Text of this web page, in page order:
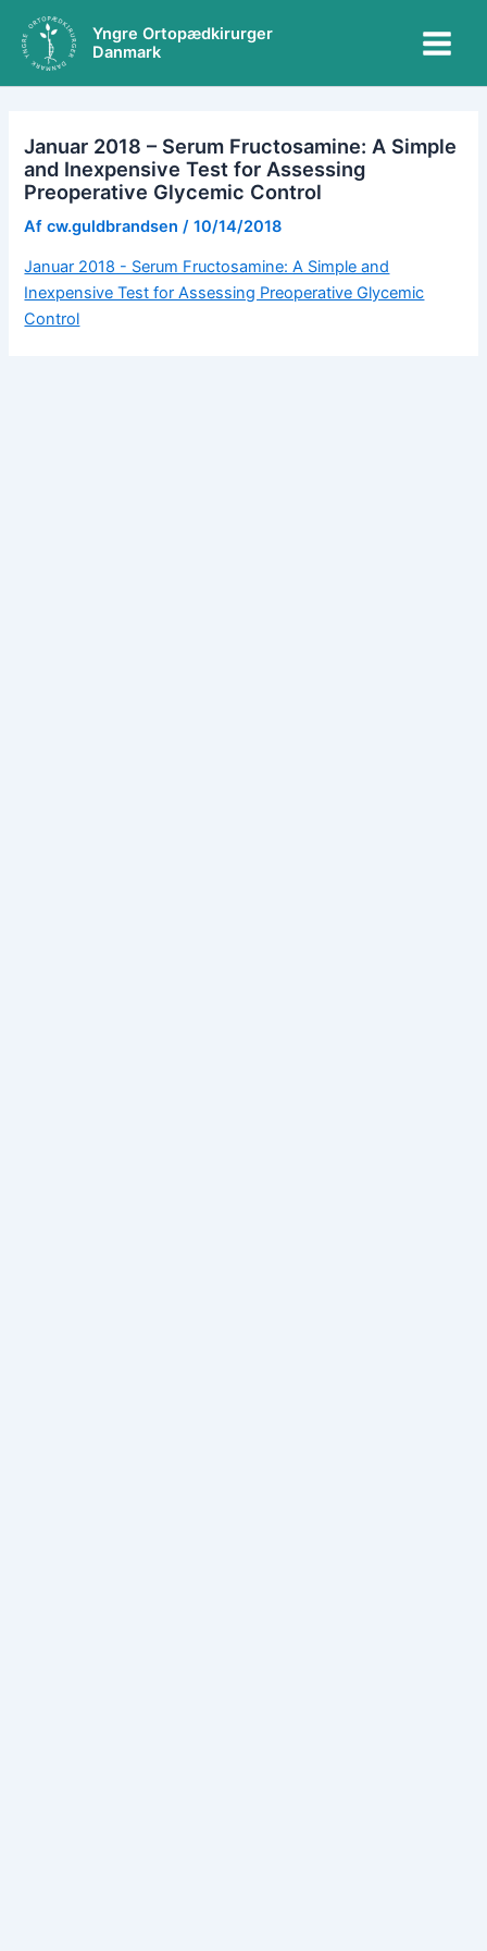
indholdet
Yngre Ortopædkirurger
Danmark
Menu
Januar 2018 – Serum Fructosamine: A Simple
and Inexpensive Test for Assessing
Preoperative Glycemic Control
Afcw.guldbrandsen/10/14/2018
Januar 2018 - Serum Fructosamine: A Simple and
Inexpensive Test for Assessing Preoperative Glycemic
Control